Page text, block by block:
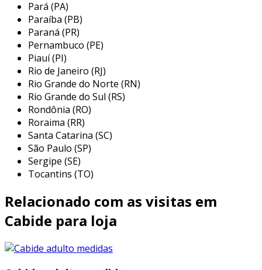
os cabides transparentes têm uma vasta gama
de aplicações em diversos contextos. sua
funcionalidade e design os tornam
extremamente populares tanto em ambientes
domésticos quanto comerciais. entre os
principais usos, destacam-se:
lojas de roupas:
exibições, pois permite que os clientes
vejam a peça claramente, realçando suas
características sem distrações.
closets e armários:
uma visão clara das roupas, facilitando a
escolha na hora de se vestir.
exposições de moda:
mostrar as criações de estilistas, os
Pará (PA)
Paraíba (PB)
Paraná (PR)
Pernambuco (PE)
Piauí (PI)
Rio de Janeiro (RJ)
Rio Grande do Norte (RN)
Rio Grande do Sul (RS)
Rondônia (RO)
Roraima (RR)
Santa Catarina (SC)
São Paulo (SP)
Sergipe (SE)
Tocantins (TO)
Relacionado com as visitas em
Cabide para loja